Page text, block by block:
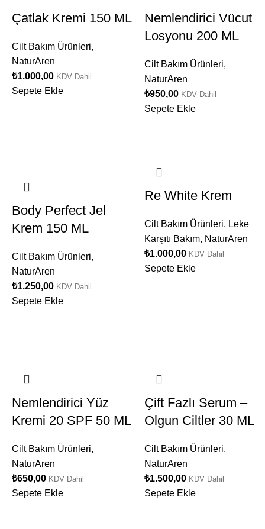
Çatlak Kremi 150 ML
Cilt Bakım Ürünleri,
NaturAren
₺1.000,00 KDV Dahil
Sepete Ekle
Nemlendirici Vücut
Losyonu 200 ML
Cilt Bakım Ürünleri,
NaturAren
₺950,00 KDV Dahil
Sepete Ekle
Body Perfect Jel
Krem 150 ML
Cilt Bakım Ürünleri,
NaturAren
₺1.250,00 KDV Dahil
Sepete Ekle
Re White Krem
Cilt Bakım Ürünleri, Leke
Karşıtı Bakım, NaturAren
₺1.000,00 KDV Dahil
Sepete Ekle
Nemlendirici Yüz
Kremi 20 SPF 50 ML
Cilt Bakım Ürünleri,
NaturAren
₺650,00 KDV Dahil
Sepete Ekle
Çift Fazlı Serum –
Olgun Ciltler 30 ML
Cilt Bakım Ürünleri,
NaturAren
₺1.500,00 KDV Dahil
Sepete Ekle